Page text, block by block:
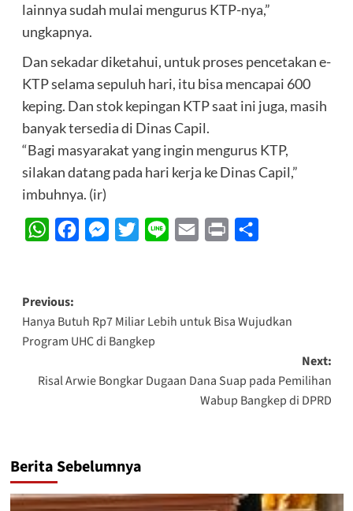
lainnya sudah mulai mengurus KTP-nya,”
ungkapnya.
Dan sekadar diketahui, untuk proses pencetakan e-
KTP selama sepuluh hari, itu bisa mencapai 600
keping. Dan stok kepingan KTP saat ini juga, masih
banyak tersedia di Dinas Capil.
“Bagi masyarakat yang ingin mengurus KTP,
silakan datang pada hari kerja ke Dinas Capil,”
imbuhnya. (ir)
WhatsAppFacebookMessenger
Twitter Line Email Print
Post
navigation
Previous:
Hanya Butuh Rp7 Miliar Lebih untuk Bisa Wujudkan
Program UHC di Bangkep
Next:
Risal Arwie Bongkar Dugaan Dana Suap pada Pemilihan
Wabup Bangkep di DPRD
Berita Sebelumnya